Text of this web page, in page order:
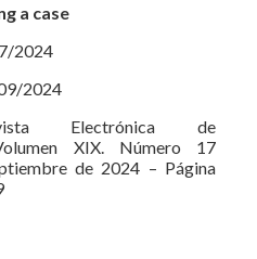
a case
2024
2024
Electrónica de
XIX. Número 17
de 2024 – Página